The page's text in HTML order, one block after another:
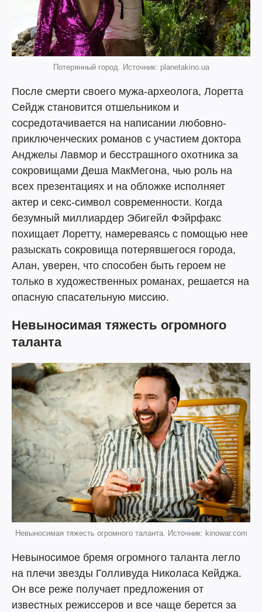
Потерянный город. Источник: planetakino.ua
После смерти своего мужа-археолога, Лоретта
Сейдж становится отшельником и
сосредотачивается на написании любовно-
приключенческих романов с участием доктора
Анджелы Лавмор и бесстрашного охотника за
сокровищами Деша МакМегона, чью роль на
всех презентациях и на обложке исполняет
актер и секс-символ современности. Когда
безумный миллиардер Эбигейл Фэйрфакс
похищает Лоретту, намереваясь с помощью нее
разыскать сокровища потерявшегося города,
Алан, уверен, что способен быть героем не
только в художественных романах, решается на
опасную спасательную миссию.
Невыносимая тяжесть огромного
таланта
Невыносимая тяжесть огромного таланта. Источник: kinowar.com
Невыносимое бремя огромного таланта легло
на плечи звезды Голливуда Николаса Кейджа.
Он все реже получает предложения от
известных режиссеров и все чаще берется за